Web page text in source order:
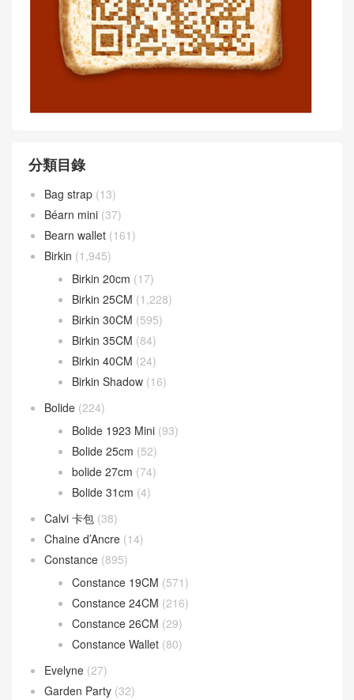
分類目錄
Bag strap (13)
Béarn mini (37)
Bearn wallet (161)
Birkin (1,945)
Birkin 20cm (17)
Birkin 25CM (1,228)
Birkin 30CM (595)
Birkin 35CM (84)
Birkin 40CM (24)
Birkin Shadow (16)
Bolide (224)
Bolide 1923 Mini (93)
Bolide 25cm (52)
bolide 27cm (74)
Bolide 31cm (4)
Calvi 卡包 (38)
Chaine d’Ancre (14)
Constance (895)
Constance 19CM (571)
Constance 24CM (216)
Constance 26CM (29)
Constance Wallet (80)
Evelyne (27)
Garden Party (32)